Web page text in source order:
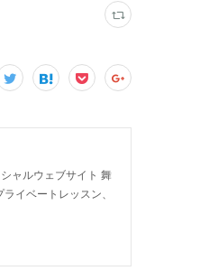
ャルウェブサイト 舞
イベートレッスン、